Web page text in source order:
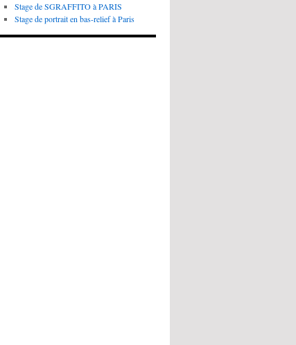
Stage de SGRAFFITO à PARIS
Stage de portrait en bas-relief à Paris